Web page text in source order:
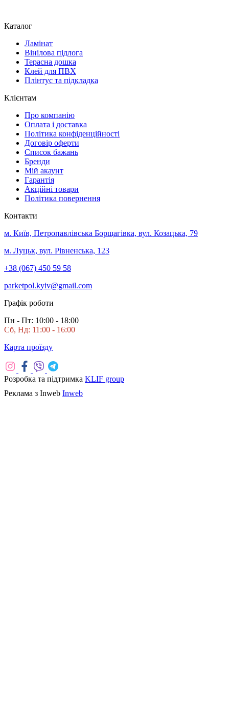
Каталог
Ламінат
Вінілова підлога
Терасна дошка
Клей для ПВХ
Плінтус та підкладка
Клієнтам
Про компанію
Оплата і доставка
Політика конфіденційності
Договір оферти
Список бажань
Бренди
Мій акаунт
Гарантія
Акційні товари
Політика повернення
Контакти
м. Київ, Петропавлівська Борщагівка, вул. Козацька, 79
м. Луцьк, вул. Рівненська, 123
+38 (067) 450 59 58
parketpol.kyiv@gmail.com
Графік роботи
Пн - Пт: 10:00 - 18:00
Сб, Нд: 11:00 - 16:00
Карта проїзду
Розробка та підтримка KLIF group
Реклама з Inweb Inweb